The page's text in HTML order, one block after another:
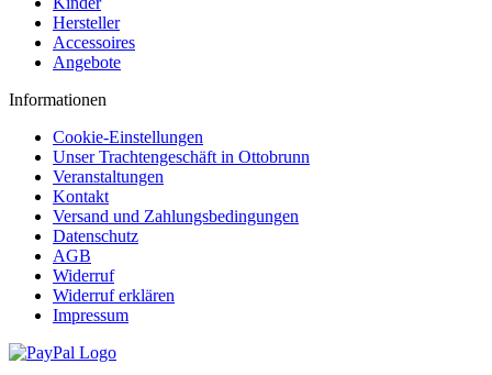
Hersteller
Accessoires
Angebote
Informationen
Cookie-Einstellungen
Unser Trachtengeschäft in Ottobrunn
Veranstaltungen
Kontakt
Versand und Zahlungsbedingungen
Datenschutz
AGB
Widerruf
Widerruf erklären
Impressum